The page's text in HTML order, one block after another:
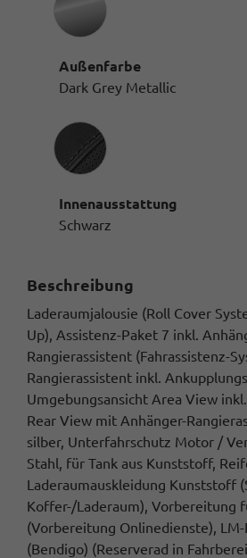
Außenfarbe
Dark Grey Metallic
Innenausstattung
Innenausstattung
Schwarz
Beschreibung
Laderaumjalousie (Roll Cover
Up), Assistenz-Paket 7 inkl.
Rangierassistent (Fahrassistenz-
Rangierassistent inkl.
Umgebungsansicht Area View
Rear View mit Anhänger-
silber, Unterfahrschutz Motor /
Stahl, für Tank aus Kunststoff,
Laderaumauskleidung Kunststoff
Koffer-/Laderaum), Vorbereitung
(Vorbereitung Onlinedienste),
(Bendigo) (Reserverad in